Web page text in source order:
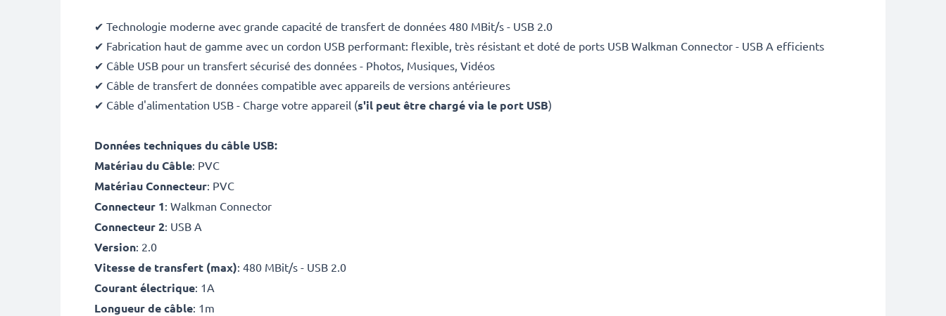
✔ Technologie moderne avec grande capacité de transfert de données 480 MBit/s - USB 2.0
✔ Fabrication haut de gamme avec un cordon USB performant: flexible, très résistant et doté de ports USB Walkman Connector - USB A efficients
✔ Câble USB pour un transfert sécurisé des données - Photos, Musiques, Vidéos
✔ Câble de transfert de données compatible avec appareils de versions antérieures
✔ Câble d'alimentation USB - Charge votre appareil (s'il peut être chargé via le port USB)
Données techniques du câble USB:
Matériau du Câble: PVC
Matériau Connecteur: PVC
Connecteur 1: Walkman Connector
Connecteur 2: USB A
Version: 2.0
Vitesse de transfert (max): 480 MBit/s - USB 2.0
Courant électrique: 1A
Longueur de câble: 1m